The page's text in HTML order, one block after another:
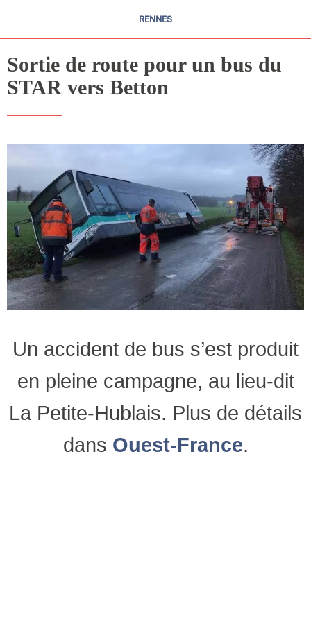
RENNES
Sortie de route pour un bus du
STAR vers Betton
Un accident de bus s’est produit
en pleine campagne, au lieu-dit
La Petite-Hublais. Plus de détails
dans Ouest-France.